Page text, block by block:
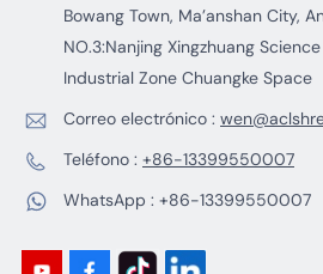
Bowang Town, Ma’anshan City,
NO.3:Nanjing Xingzhuang
Industrial Zone Chuangke Space
Correo electrónico :
Teléfono : +86-13399550007
WhatsApp : +86-13399550007